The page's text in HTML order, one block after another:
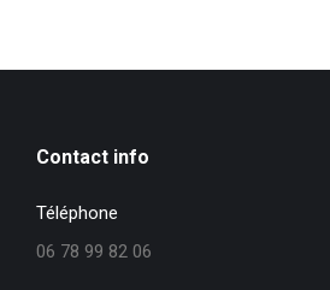
Contact info
Téléphone
06 78 99 82 06